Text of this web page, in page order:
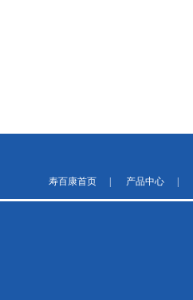
寿百康首页 产品中心